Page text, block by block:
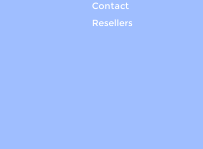
Contact
Resellers